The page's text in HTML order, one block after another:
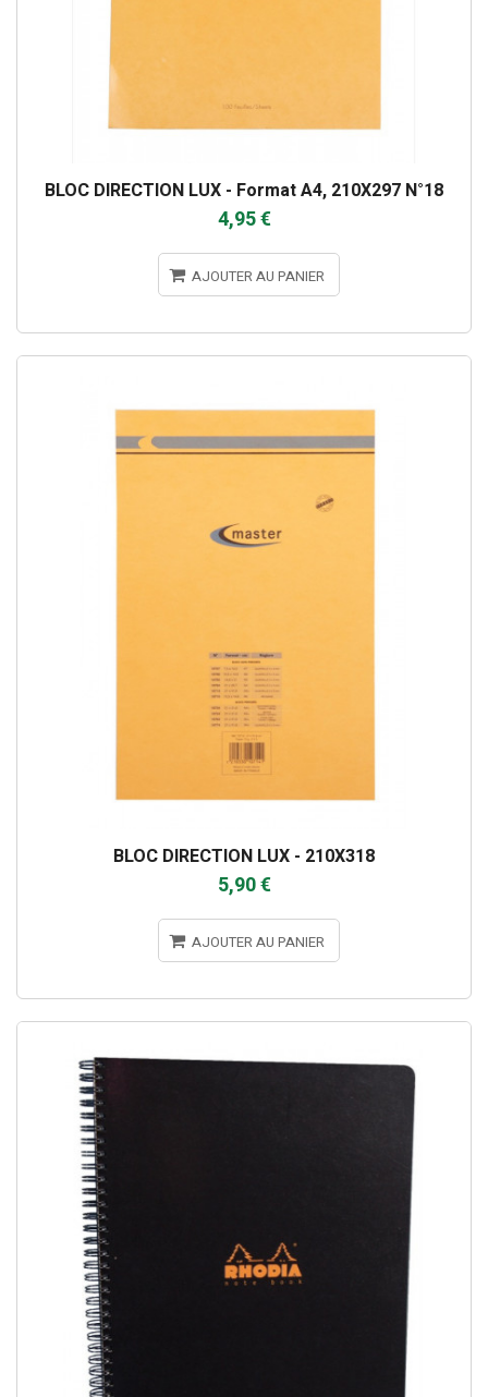
BLOC DIRECTION LUX - Format A4, 210X297 N°18
4,95 €
AJOUTER AU PANIER
BLOC DIRECTION LUX - 210X318
5,90 €
AJOUTER AU PANIER